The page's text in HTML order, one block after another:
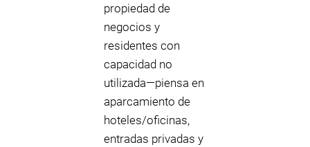
propiedad de
negocios y
residentes con
capacidad no
utilizada—piensa en
aparcamiento de
hoteles/oficinas,
entradas privadas y